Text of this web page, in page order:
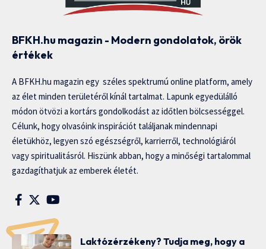
BFKH.hu magazin - Modern gondolatok, örök
értékek
A BFKH.hu magazin egy széles spektrumú online platform, amely
az élet minden területéről kínál tartalmat. Lapunk egyedülálló
módon ötvözi a kortárs gondolkodást az időtlen bölcsességgel.
Célunk, hogy olvasóink inspirációt találjanak mindennapi
életükhöz, legyen szó egészségről, karrierről, technológiáról
vagy spiritualitásról. Hiszünk abban, hogy a minőségi tartalommal
gazdagíthatjuk az emberek életét.
Laktózérzékeny? Tudja meg, hogy a